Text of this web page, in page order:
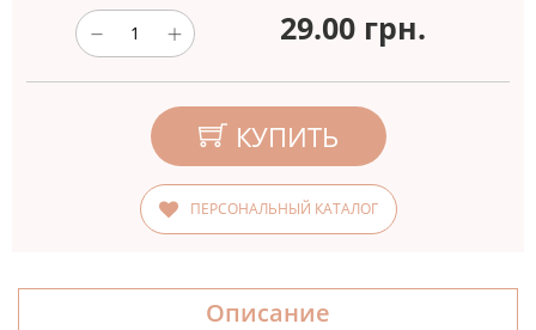
29.00 грн.
КУПИТЬ
ПЕРСОНАЛЬНЫЙ КАТАЛОГ
Описание